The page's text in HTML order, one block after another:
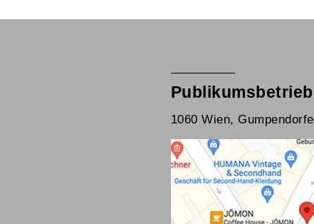
1060 Wien,